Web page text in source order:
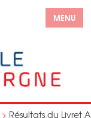
MENU
> Résultats du Livret A